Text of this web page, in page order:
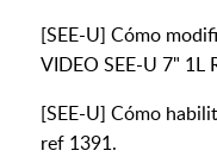
[SEE-U] Cómo
VIDEO SEE-U 7" 1L
[SEE-U] Cómo
ref 1391.